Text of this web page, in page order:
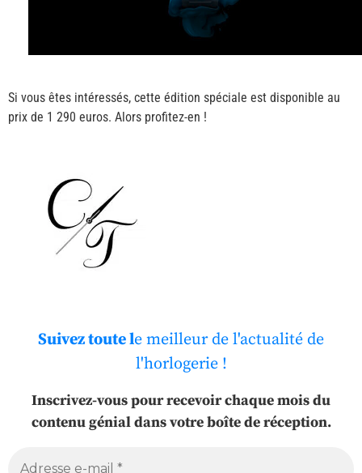
Si vous êtes intéressés, cette édition spéciale est disponible au
prix de 1 290 euros. Alors profitez-en !
Suivez toute le meilleur de l'actualité de
l'horlogerie !
Inscrivez-vous pour recevoir chaque mois du
contenu génial dans votre boîte de réception.